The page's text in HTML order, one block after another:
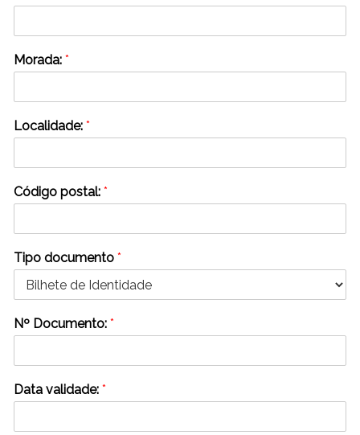
Morada: *
Localidade: *
Código postal: *
Tipo documento *
Nº Documento: *
Data validade: *